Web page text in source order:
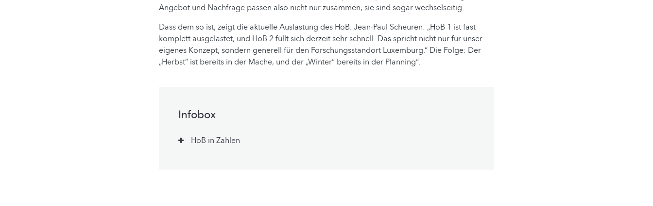
Angebot und Nachfrage passen also nicht nur zusammen, sie sind sogar wechselseitig.
Dass dem so ist, zeigt die aktuelle Auslastung des HoB. Jean-Paul Scheuren: „HoB 1 ist fast
komplett ausgelastet, und HoB 2 füllt sich derzeit sehr schnell. Das spricht nicht nur für unser
eigenes Konzept, sondern generell für den Forschungsstandort Luxemburg.“ Die Folge: Der
„Herbst“ ist bereits in der Mache, und der „Winter“ bereits in der Planning“.
Infobox
HoB in Zahlen